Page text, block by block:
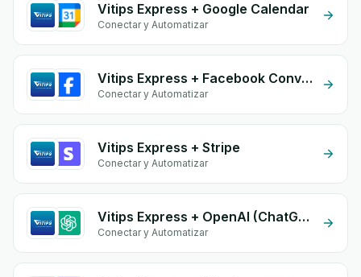
Vitips Express + Google Calendar
Conectar y Automatizar
Vitips Express + Facebook Conversion API (CAPI)
Conectar y Automatizar
Vitips Express + Stripe
Conectar y Automatizar
Vitips Express + OpenAI (ChatGPT)
Conectar y Automatizar